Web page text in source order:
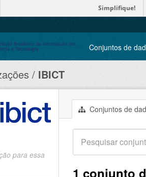
Simplifique!
Conjuntos de
IBICT
Conjuntos de
1 conjunto
para essa